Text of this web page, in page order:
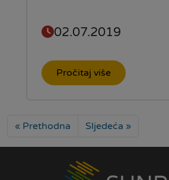
02.07.2019
Pročitaj više
« Prethodna Sljedeća »